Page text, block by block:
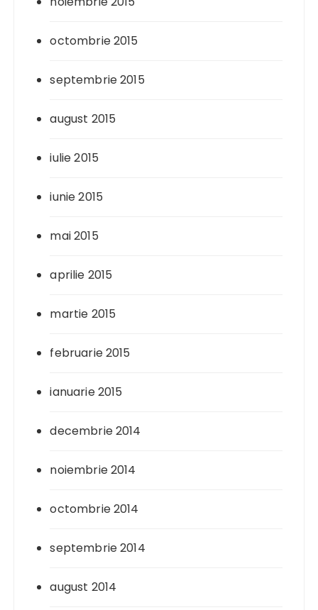
octombrie 2015
septembrie 2015
august 2015
iulie 2015
iunie 2015
mai 2015
aprilie 2015
martie 2015
februarie 2015
ianuarie 2015
decembrie 2014
noiembrie 2014
octombrie 2014
septembrie 2014
august 2014